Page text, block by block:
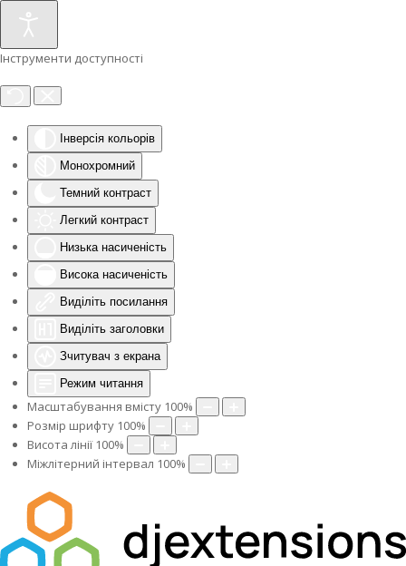
Інструменти доступності
Інверсія кольорів
Монохромний
Темний контраст
Легкий контраст
Низька насиченість
Висока насиченість
Виділіть посилання
Виділіть заголовки
Зчитувач з екрана
Режим читання
Масштабування вмісту 100%
Розмір шрифту 100%
Висота лінії 100%
Міжлітерний інтервал 100%